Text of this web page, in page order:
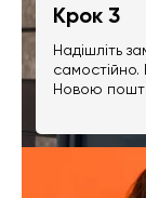
Крок 3
Надішліть
Новою